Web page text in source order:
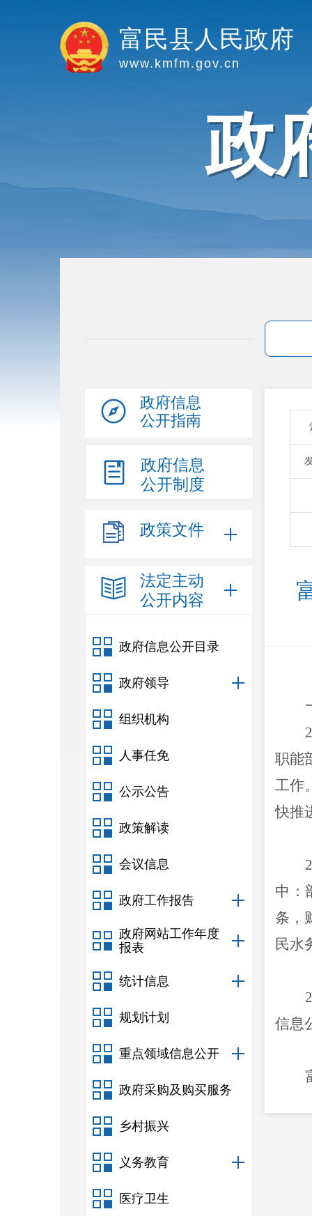
富民县人民政府
www.kmfm.gov.cn
政
政府信息
公开指南
政府信息
公开制度
政策文件
法定主动
公开内容
政府信息公开目录
政府领导
组织机构
人事任免
公示公告
政策解读
会议信息
政府工作报告
政府网站工作年度
报表
统计信息
规划计划
重点领域信息公开
政府采购及购买服务
乡村振兴
义务教育
医疗卫生
职能
工作
快推
中 ：
条，
民水
信息